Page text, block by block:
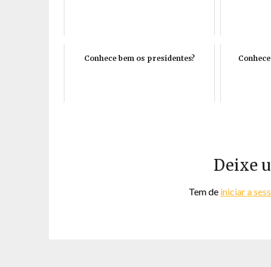
Conhece bem os presidentes?
Deixe
Tem de iniciar a